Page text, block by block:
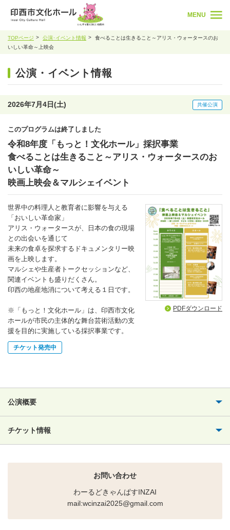
MENU
TOPページ 公演･イベント情報
食べることは生きること～アリス・ウォータースのお
いしい革命～上映会
公演・イベント情報
2026年7月4日(土) 共催公演
このプログラムは終了しました
令和8年度「もっと！文化ホール」採択事業
食べることは生きること～アリス・ウォータースのお
いしい革命～
映画上映会＆マルシェイベント
世界中の料理人と教育者に影響を与える
「おいしい革命家」
アリス・ウォータースが、日本の食の現場
との出会いを通じて
未来の食卓を探求するドキュメンタリー映
画を上映します。
マルシェや生産者トークセッションなど、
関連イベントも盛りだくさん。
印西の地産地消について考える１日です。
※「もっと！文化ホール」は、印西市文化
ホールが市民の主体的な舞台芸術活動の支
援を目的に実施している採択事業です。
チケット発売中
PDFダウンロード
公演概要
チケット情報
お問い合わせ
わーるどきゃんぱすINZAI
mail:wcinzai2025@gmail.com